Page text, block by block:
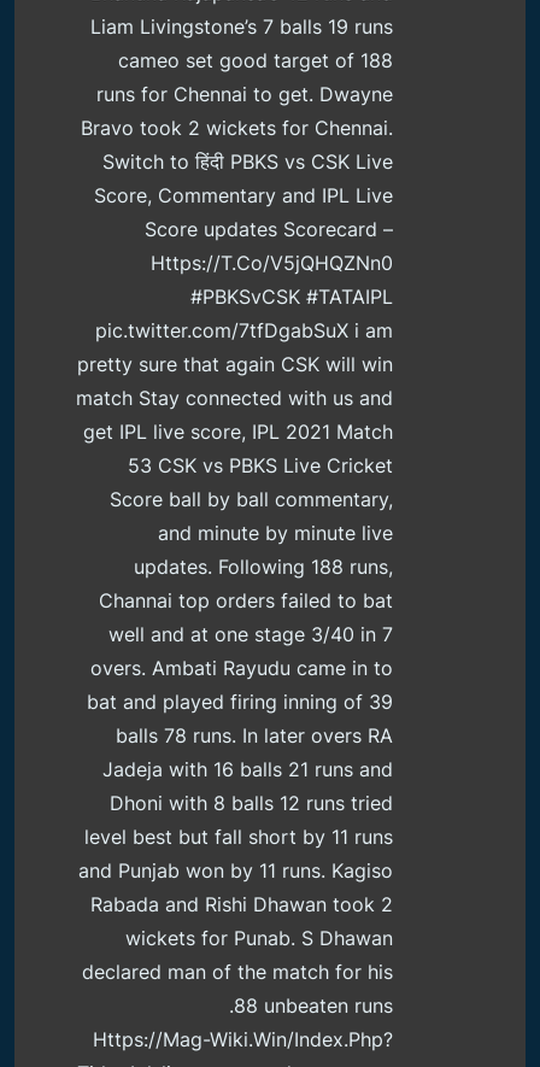
Liam Livingstone’s 7 balls 19 runs
cameo set good target of 188
runs for Chennai to get. Dwayne
Bravo took 2 wickets for Chennai.
Switch to हिंदी PBKS vs CSK Live
Score, Commentary and IPL Live
Score updates Scorecard –
Https://t.co/V5jQHQZNn0
#PBKSvCSK #TATAIPL
pic.twitter.com/7tfDgabSuX i am
pretty sure that again CSK will win
match Stay connected with us and
get IPL live score, IPL 2021 Match
53 CSK vs PBKS Live Cricket
Score ball by ball commentary,
and minute by minute live
updates. Following 188 runs,
Channai top orders failed to bat
well and at one stage 3/40 in 7
overs. Ambati Rayudu came in to
bat and played firing inning of 39
balls 78 runs. In later overs RA
Jadeja with 16 balls 21 runs and
Dhoni with 8 balls 12 runs tried
level best but fall short by 11 runs
and Punjab won by 11 runs. Kagiso
Rabada and Rishi Dhawan took 2
wickets for Punab. S Dhawan
declared man of the match for his
88 unbeaten runs.
Https://mag-Wiki.win/index.php?